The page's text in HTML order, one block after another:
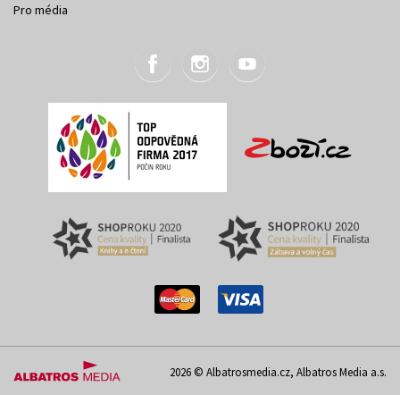
Pro média
2026 © Albatrosmedia.cz, Albatros Media a.s.